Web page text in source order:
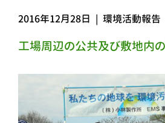
2016年12月28日 | 環境活動報告
工場周辺の公共及び敷地内